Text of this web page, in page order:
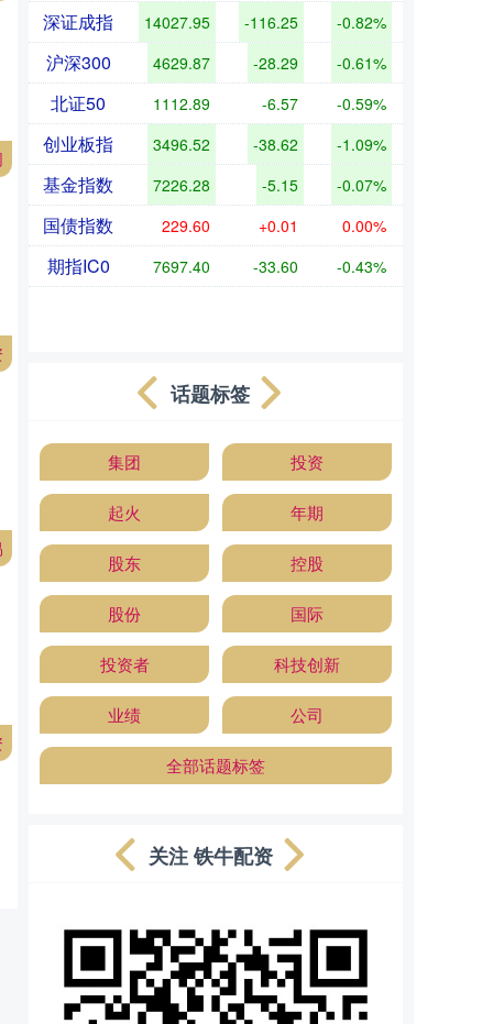
深证成指 14027.95 -116.25 -0.82%
沪深300 4629.87 -28.29 -0.61%
北证50 1112.89 -6.57 -0.59%
创业板指 3496.52 -38.62 -1.09%
基金指数 7226.28 -5.15 -0.07%
国债指数 229.60 +0.01 0.00%
期指IC0 7697.40 -33.60 -0.43%
话题标签
集团 投资
起火 年期
股东 控股
股份 国际
投资者 科技创新
业绩 公司
全部话题标签
关注 铁牛配资